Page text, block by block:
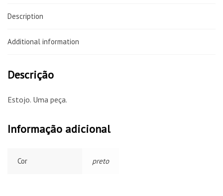
Description
Additional information
Descrição
Estojo. Uma peça.
Informação adicional
Cor preto